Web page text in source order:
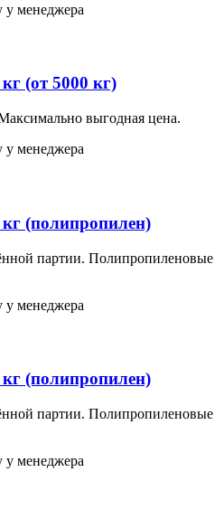
у менеджера
(от 5000 кг)
выгодная цена.
у менеджера
(полипропилен)
партии. Полипропиленовые
у менеджера
(полипропилен)
партии. Полипропиленовые
у менеджера